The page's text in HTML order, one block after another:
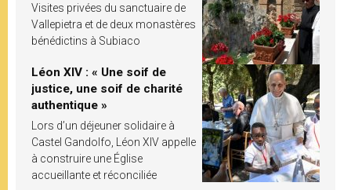
Visites privées du sanctuaire de
Vallepietra et de deux monastères
bénédictins à Subiaco
Léon XIV : « Une soif de
justice, une soif de charité
authentique »
Lors d’un déjeuner solidaire à
Castel Gandolfo, Léon XIV appelle
à construire une Église
accueillante et réconciliée